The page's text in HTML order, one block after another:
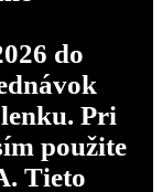
do
Pri
použite
Tieto